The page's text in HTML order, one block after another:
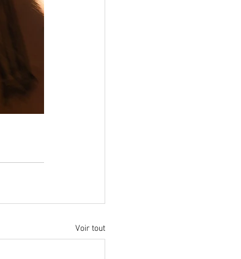
Voir tout